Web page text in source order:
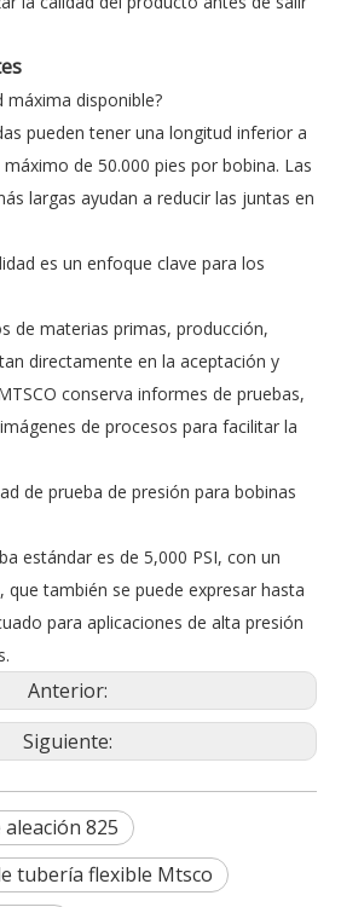
máxima disponible?
pueden tener una longitud inferior a
de 50.000 pies por bobina. Las
largas ayudan a reducir las juntas en
es un enfoque clave para los
de materias primas, producción,
directamente en la aceptación y
conserva informes de pruebas,
de procesos para facilitar la
de prueba de presión para bobinas
estándar es de 5,000 PSI, con un
que también se puede expresar hasta
para aplicaciones de alta presión
Anterior:
Siguiente:
825
tubería flexible Mtsco